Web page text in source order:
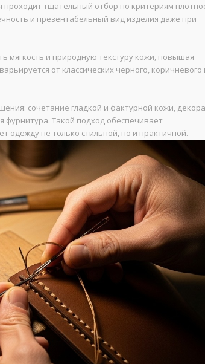
тщательный отбор по критериям
и презентабельный вид изделия даже при
мягкость и природную текстуру кожи, повышая
от классических черного, коричневого
сочетание гладкой и фактурной кожи,
фурнитура. Такой подход обеспечивает
одежду не только стильной, но и практичной.